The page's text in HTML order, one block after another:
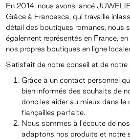
En 2014, nous avons lancé
Grâce à Francesca, qui travaille
détail des boutiques romanes, nous
également représentés en France,
nos propres boutiques en ligne
Satisfait de notre conseil et de
Grâce à un contact personnel
bien informés des souhaits de
donc les aider au mieux dans le
fiançailles parfaite.
Nous sommes à l'écoute de
adaptons nos produits et notre